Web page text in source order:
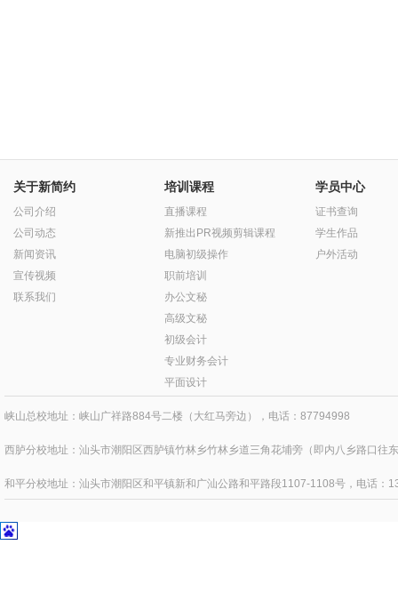
关于新简约
公司介绍
公司动态
新闻资讯
宣传视频
联系我们
培训课程
直播课程
新推出PR视频剪辑课程
电脑初级操作
职前培训
办公文秘
高级文秘
初级会计
专业财务会计
平面设计
学员中心
证书查询
学生作品
户外活动
峡山总校地址：峡山广祥路884号二楼（大红马旁边），电话：87794998
西胪分校地址：汕头市潮阳区西胪镇竹林乡竹林乡道三角花埔旁（即内八乡路口往
和平分校地址：汕头市潮阳区和平镇新和广汕公路和平路段1107-1108号，电话